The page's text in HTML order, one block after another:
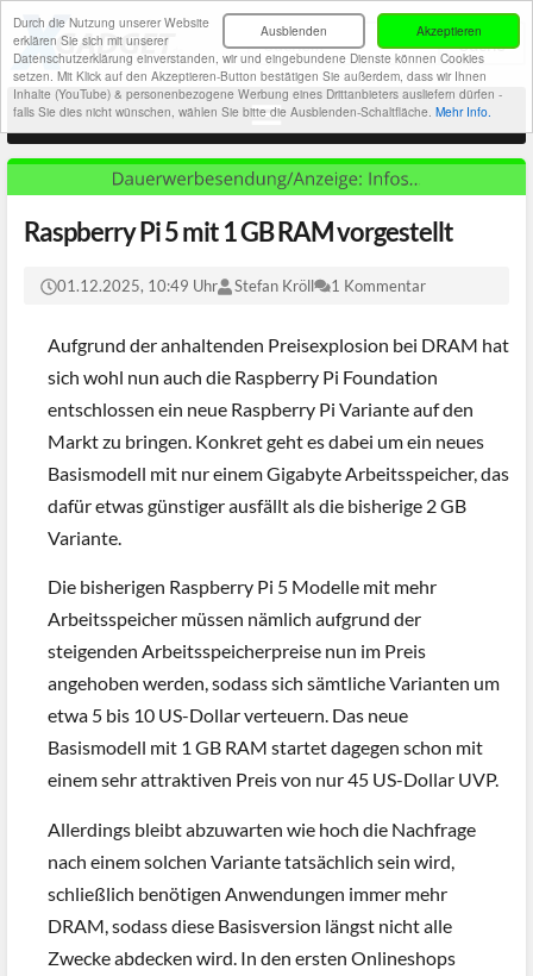
Akzeptieren
Ausblenden
Durch die Nutzung unserer Website
erklären Sie sich mit unserer
Datenschutzerklärung einverstanden, wir und eingebundene Dienste können Cookies
setzen. Mit Klick auf den Akzeptieren-Button bestätigen Sie außerdem, dass wir Ihnen
Inhalte (YouTube) & personenbezogene Werbung eines Drittanbieters ausliefern dürfen -
falls Sie dies nicht wünschen, wählen Sie bitte die Ausblenden-Schaltfläche. Mehr Info.
Raspberry Pi 5 mit 1 GB RAM vorgestellt
01.12.2025, 10:49 Uhr Stefan Kröll 1 Kommentar
Aufgrund der anhaltenden Preisexplosion bei DRAM hat
sich wohl nun auch die Raspberry Pi Foundation
entschlossen ein neue Raspberry Pi Variante auf den
Markt zu bringen. Konkret geht es dabei um ein neues
Basismodell mit nur einem Gigabyte Arbeitsspeicher, das
dafür etwas günstiger ausfällt als die bisherige 2 GB
Variante.
Die bisherigen Raspberry Pi 5 Modelle mit mehr
Arbeitsspeicher müssen nämlich aufgrund der
steigenden Arbeitsspeicherpreise nun im Preis
angehoben werden, sodass sich sämtliche Varianten um
etwa 5 bis 10 US-Dollar verteuern. Das neue
Basismodell mit 1 GB RAM startet dagegen schon mit
einem sehr attraktiven Preis von nur 45 US-Dollar UVP.
Allerdings bleibt abzuwarten wie hoch die Nachfrage
nach einem solchen Variante tatsächlich sein wird,
schließlich benötigen Anwendungen immer mehr
DRAM, sodass diese Basisversion längst nicht alle
Zwecke abdecken wird. In den ersten Onlineshops